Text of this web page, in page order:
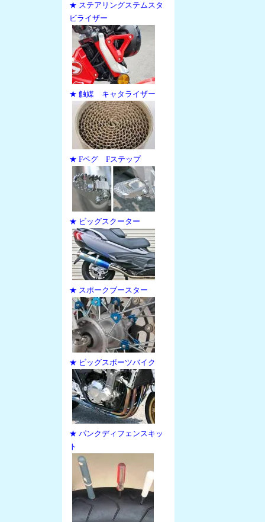
★ ステアリングステムスタ
ビライザー
★ 触媒 キャタライザー
★ Fペグ Fステップ
★ ビッグスクーター
★ スポークブースター
★ ビッグスポーツバイク
★ パンクディフェンスキッ
ト